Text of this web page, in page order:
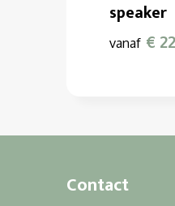
speaker
vanaf €
Contact